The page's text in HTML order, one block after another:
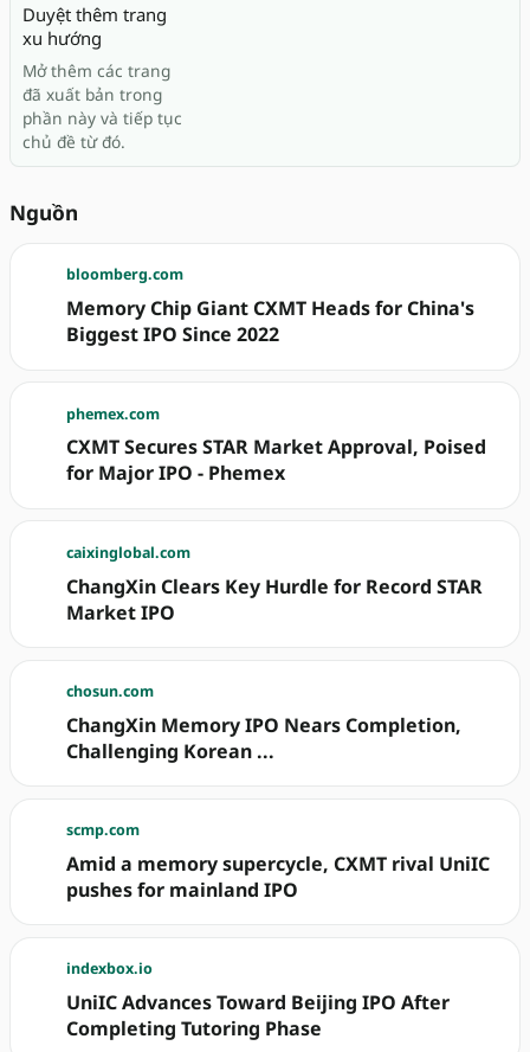
Duyệt thêm trang
xu hướng
Mở thêm các trang
đã xuất bản trong
phần này và tiếp tục
chủ đề từ đó.
Nguồn
bloomberg.com
Memory Chip Giant CXMT Heads for China's
Biggest IPO Since 2022
phemex.com
CXMT Secures STAR Market Approval, Poised
for Major IPO - Phemex
caixinglobal.com
ChangXin Clears Key Hurdle for Record STAR
Market IPO
chosun.com
ChangXin Memory IPO Nears Completion,
Challenging Korean ...
scmp.com
Amid a memory supercycle, CXMT rival UniIC
pushes for mainland IPO
indexbox.io
UniIC Advances Toward Beijing IPO After
Completing Tutoring Phase